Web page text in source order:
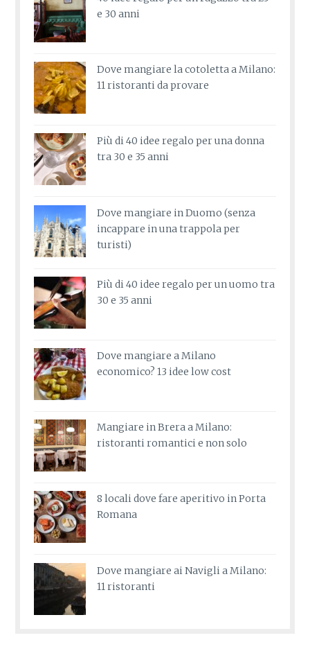
e 30 anni
Dove mangiare la cotoletta a Milano:
11 ristoranti da provare
Più di 40 idee regalo per una donna
tra 30 e 35 anni
Dove mangiare in Duomo (senza
incappare in una trappola per
turisti)
Più di 40 idee regalo per un uomo tra
30 e 35 anni
Dove mangiare a Milano
economico? 13 idee low cost
Mangiare in Brera a Milano:
ristoranti romantici e non solo
8 locali dove fare aperitivo in Porta
Romana
Dove mangiare ai Navigli a Milano:
11 ristoranti